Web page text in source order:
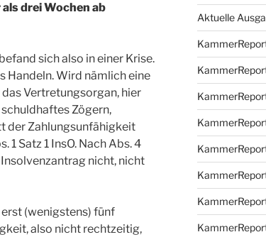
drei Wochen ab
sich also in einer Krise.
Handeln. Wird nämlich eine
Vertretungsorgan, hier
Zögern,
der Zahlungsunfähigkeit
1 Satz 1 InsO. Nach Abs. 4
nicht, nicht
(wenigstens) fünf
also nicht rechtzeitig,
Aktuelle